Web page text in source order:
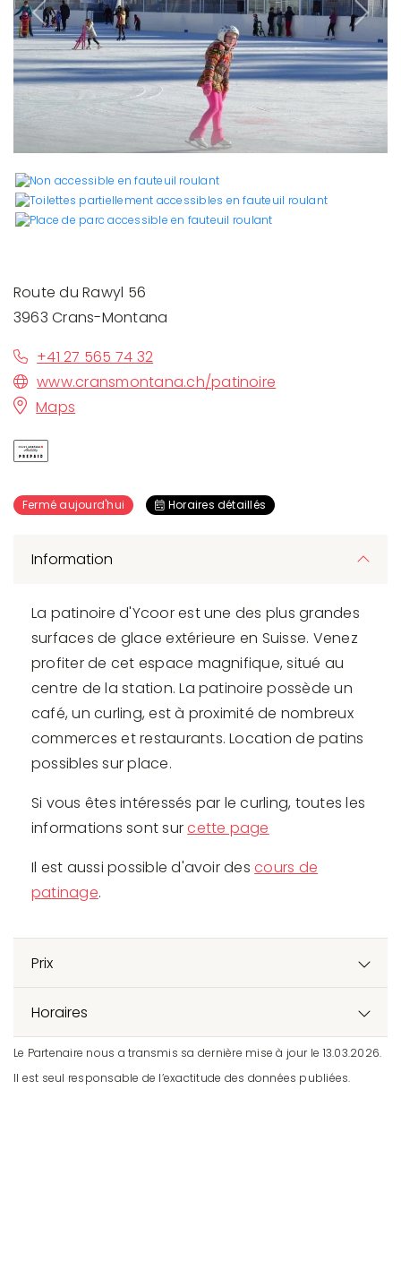
Previous Next
Route du Rawyl 56
3963 Crans-Montana
+41 27 565 74 32
www.cransmontana.ch/patinoire
Maps
Fermé aujourd'hui Horaires détaillés
Information
La patinoire d'Ycoor est une des plus grandes
surfaces de glace extérieure en Suisse. Venez
profiter de cet espace magnifique, situé au
centre de la station. La patinoire possède un
café, un curling, est à proximité de nombreux
commerces et restaurants. Location de patins
possibles sur place.
Si vous êtes intéressés par le curling, toutes les
informations sont surcette page
Il est aussi possible d'avoir descours de
patinage.
Prix
Horaires
Le Partenaire nous a transmis sa dernière mise à jour le 13.03.2026.
Il est seul responsable de l’exactitude des données publiées.